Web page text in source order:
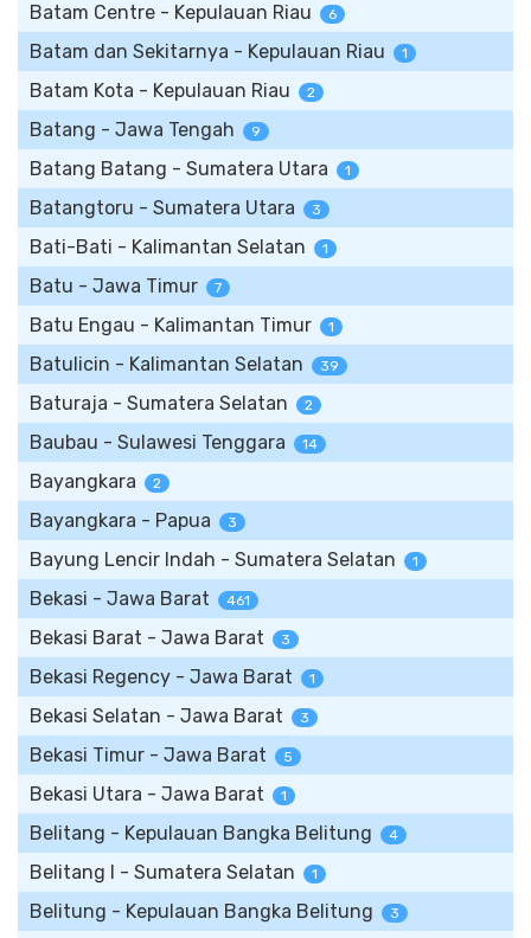
Batam Centre - Kepulauan Riau 6
Batam dan Sekitarnya - Kepulauan Riau 1
Batam Kota - Kepulauan Riau 2
Batang - Jawa Tengah 9
Batang Batang - Sumatera Utara 1
Batangtoru - Sumatera Utara 3
Bati-Bati - Kalimantan Selatan 1
Batu - Jawa Timur 7
Batu Engau - Kalimantan Timur 1
Batulicin - Kalimantan Selatan 39
Baturaja - Sumatera Selatan 2
Baubau - Sulawesi Tenggara 14
Bayangkara 2
Bayangkara - Papua 3
Bayung Lencir Indah - Sumatera Selatan 1
Bekasi - Jawa Barat 461
Bekasi Barat - Jawa Barat 3
Bekasi Regency - Jawa Barat 1
Bekasi Selatan - Jawa Barat 3
Bekasi Timur - Jawa Barat 5
Bekasi Utara - Jawa Barat 1
Belitang - Kepulauan Bangka Belitung 4
Belitang I - Sumatera Selatan 1
Belitung - Kepulauan Bangka Belitung 3